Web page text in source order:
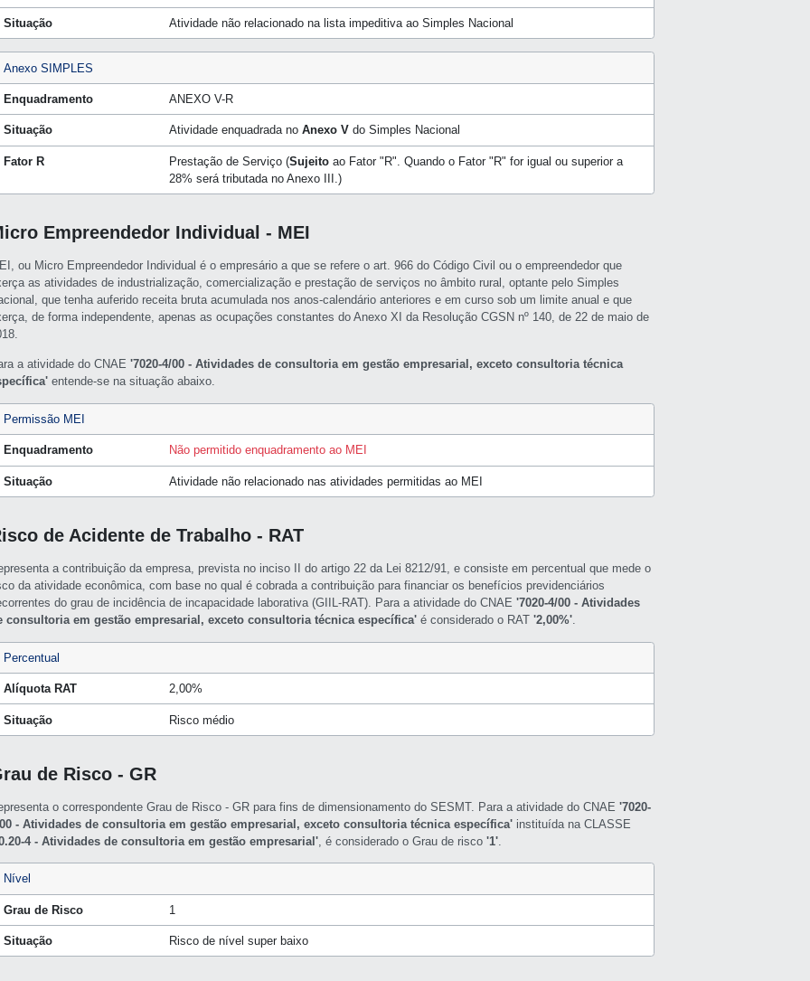
Situação Atividade não relacionado na lista impeditiva ao Simples Nacional
Anexo SIMPLES
Enquadramento ANEXO V-R
Situação Atividade enquadrada noAnexo V do Simples Nacional
Fator R Prestação de Serviço (Sujeito ao Fator "R". Quando o Fator "R" for igual ou superior a
28% será tributada no Anexo III.)
Empreendedor Individual - MEI
ou Micro Empreendedor Individual é o empresário a que se refere o art. 966 do Código Civil ou o empreendedor que
as atividades de industrialização, comercialização e prestação de serviços no âmbito rural, optante pelo Simples
que tenha auferido receita bruta acumulada nos anos-calendário anteriores e em curso sob um limite anual e que
de forma independente, apenas as ocupações constantes do Anexo XI da Resolução CGSN nº 140, de 22 de maio de
a atividade do CNAE'7020-4/00 - Atividades de consultoria em gestão empresarial, exceto consultoria técnica
entende-se na situação abaixo.
Permissão MEI
Enquadramento Não permitido enquadramento ao MEI
Situação Atividade não relacionado nas atividades permitidas ao MEI
de Acidente de Trabalho - RAT
a contribuição da empresa, prevista no inciso II do artigo 22 da Lei 8212/91, e consiste em percentual que mede o
da atividade econômica, com base no qual é cobrada a contribuição para financiar os benefícios previdenciários
do grau de incidência de incapacidade laborativa (GIIL-RAT). Para a atividade do CNAE'7020-4/00 - Atividades
consultoria em gestão empresarial, exceto consultoria técnica específica' é considerado o RAT'2,00%'.
Percentual
Alíquota RAT 2,00%
Situação Risco médio
de Risco - GR
o correspondente Grau de Risco - GR para fins de dimensionamento do SESMT. Para a atividade do CNAE'7020-
- Atividades de consultoria em gestão empresarial, exceto consultoria técnica específica' instituída na CLASSE
4 - Atividades de consultoria em gestão empresarial' , é considerado o Grau de risco'1'
Nível
Grau de Risco 1
Situação Risco de nível super baixo